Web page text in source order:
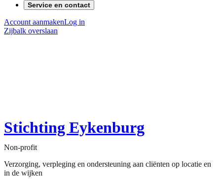
Service en contact
Account aanmakenLog in
Zijbalk overslaan
Stichting Eykenburg
Non-profit
Verzorging, verpleging en ondersteuning aan cliënten op locatie en
in de wijken